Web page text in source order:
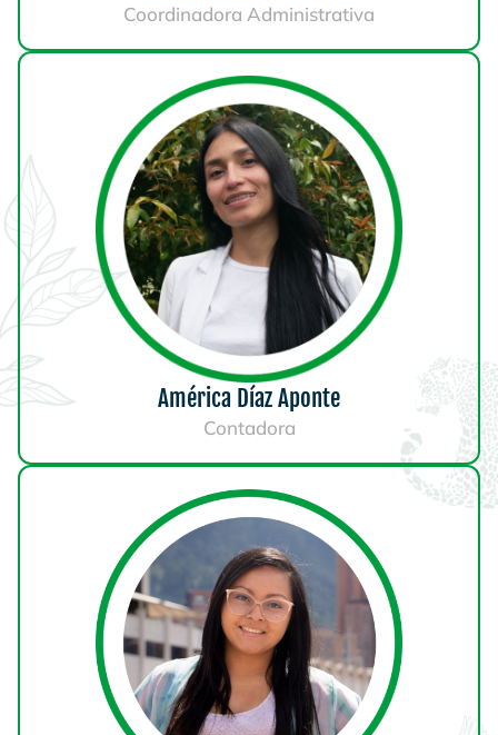
Coordinadora Administrativa
América Díaz Aponte
Contadora